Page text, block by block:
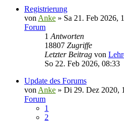
Registrierung
von Anke » Sa 21. Feb 2026,
Forum
1 Antworten
18807 Zugriffe
Letzter Beitrag von
So 22. Feb 2026, 08:33
Update des Forums
von Anke » Di 29. Dez 2020,
Forum
1
2